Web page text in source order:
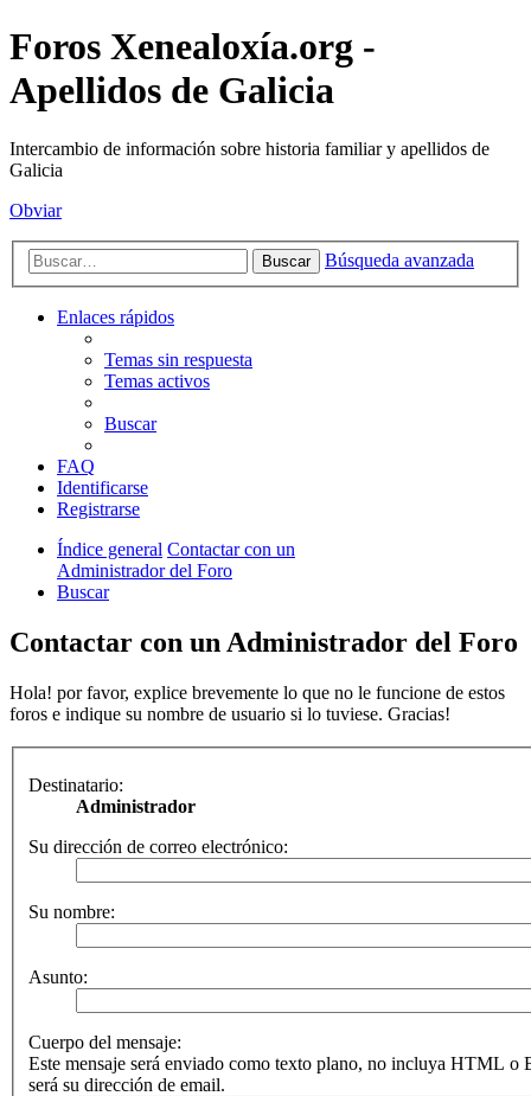
Foros Xenealoxía.org -
Apellidos de Galicia
Intercambio de información sobre historia familiar y apellidos de
Galicia
Obviar
Buscar Búsqueda avanzada
Enlaces rápidos
Temas sin respuesta
Temas activos
Buscar
FAQ
Identificarse
Registrarse
Índice general Contactar con un
Administrador del Foro
Buscar
Contactar con un Administrador del Foro
Hola! por favor, explice brevemente lo que no le funcione de estos
foros e indique su nombre de usuario si lo tuviese. Gracias!
Destinatario:
Administrador
Su dirección de correo electrónico:
Su nombre:
Asunto:
Cuerpo del mensaje:
Este mensaje será enviado como texto plano, no incluya HTML o
será su dirección de email.